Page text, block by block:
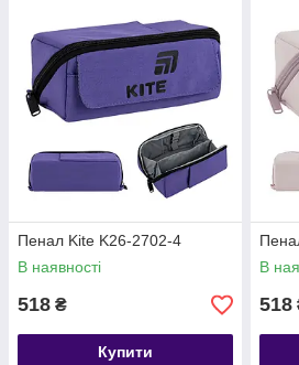
Пенал Kite K26-2702-4
В наявності
518 ₴
Купити
В
518